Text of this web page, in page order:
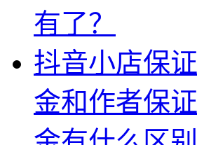
有了？
抖音小店保证
金和作者保证